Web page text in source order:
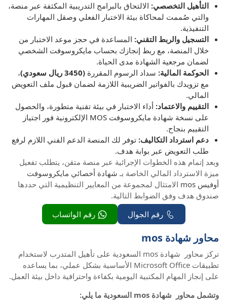
التأهيل التخصصي: الالتحاق بالبرامج التدريبية المكثفة عبر منصة،
والتي صُممت لمحاكاة بيئة الاختبار الفعلي وصقل المهارات
التنفيذية.
التسجيل والربط التقني: المساعدة في حجز موعد الاختبار من
خلال المنصة، مع ربط إنجازك بحساب مايكروسوفت الشخصي
لضمان مرجعية الشهادة مدى الحياة.
الحوكمة المالية: سداد الرسوم المقررة (3450 ريال سعودي)
،
مع تزويدك بالفواتير الضريبية اللازمة لضمان قبول ملف التعويض
المالي.
التقييم والاعتماد: أداء الاختبار في بيئة تقنية متطورة، والحصول
على نسخة شهادة مايكروسوفت MOS الإلكترونية فور اجتياز
التقييم بنجاح.
دعم استرداد التكاليف: توفر لك المنصة الدعم الفني اللازم لرفع
طلب التعويض عبر بوابة هدف.
وبعد إتمام هذه الخطوات الإجرائية عبر منصة متقن، يتطلب تفعيل
ميزة الاسترداد المالي الخاصة بـ شهادة أخصائي مايكروسوفت
أوفيس mos
الامتثال لمجموعة من المعايير التنظيمية التي حددها
صندوق هدف وفق الضوابط التالية.
رقم الجوال
رقم الواتساب
محاور شهادة mos
تركز محاور شهادة mos السعودية على تأهيل المتدرب لاستخدام
تطبيقات Microsoft Office الأساسية بشكل عملي، بما يساعده
على إنجاز المهام المكتبية اليومية بكفاءة واحترافية داخل بيئة العمل.
وتشمل محاور شهادة mos السعودية ما يلي: